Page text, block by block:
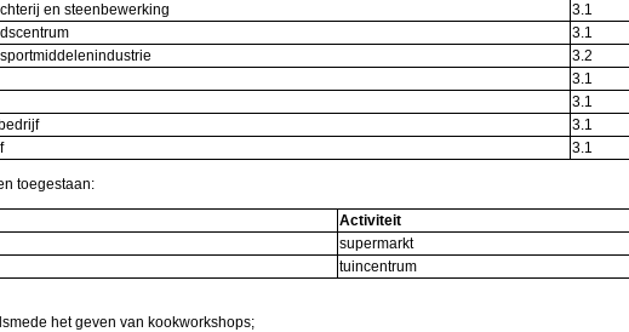
en steenbewerking
3.1
3.1
3.2
3.1
3.1
3.1
3.1
toegestaan:
Activiteit
supermarkt
tuincentrum
het geven van kookworkshops;